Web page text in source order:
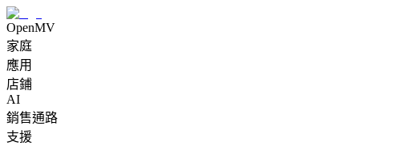
OpenMV
家庭
應用
店鋪
AI
銷售通路
支援